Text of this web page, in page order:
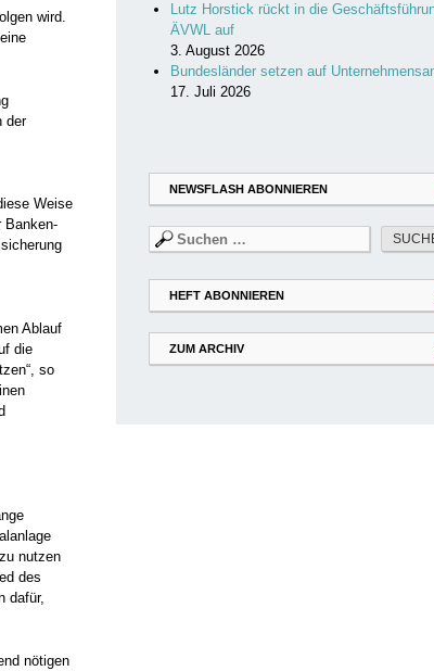
wird.
der
Weise
Banken-
Ablauf
die
so
nutzen
des
dafür,
nötigen
Lutz Horstick rückt in die
ÄVWL auf
3. August 2026
Bundesländer setzen auf
17. Juli 2026
NEWSFLASH ABONNIEREN
Suchen
nach:
HEFT ABONNIEREN
ZUM ARCHIV